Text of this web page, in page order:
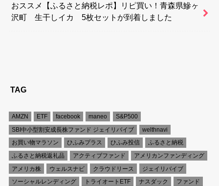
おススメ【ふるさと納税レポ】リピ買い！青森県鰺ヶ
沢町 生干しイカ 5枚セットが到着しました
TAG
AMZN ETF facebook maneo
S&P500
SBI中小型割安成長株ファンド ジェイリバイブ
welthnavi
お買い物マラソン
ひふみプラス ひふみ投信
ふるさと納税
ふるさと納税返礼品
アクティブファンド
アメリカンファンディング
アメリカ株
ウェルスナビ クラウドリース
ジェイリバイブ
ソーシャルレンディング
トライオートETF ナスダック
ファンド